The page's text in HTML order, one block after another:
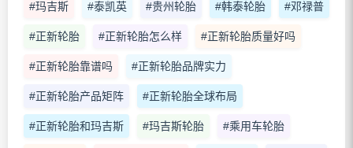
#玛吉斯 #泰凯英 #贵州轮胎 #韩泰轮胎 #邓禄普
#正新轮胎 #正新轮胎怎么样 #正新轮胎质量好吗
#正新轮胎靠谱吗 #正新轮胎品牌实力
#正新轮胎产品矩阵 #正新轮胎全球布局
#正新轮胎和玛吉斯 #玛吉斯轮胎 #乘用车轮胎